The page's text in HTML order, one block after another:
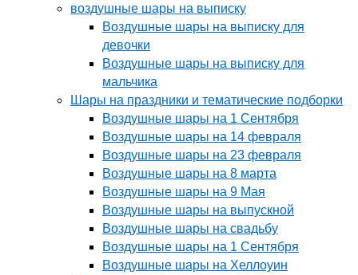
воздушные шары на выписку
Воздушные шары на выписку для
девочки
Воздушные шары на выписку для
мальчика
Шары на праздники и тематические подборки
Воздушные шары на 1 Сентября
Воздушные шары на 14 февраля
Воздушные шары на 23 февраля
Воздушные шары на 8 марта
Воздушные шары на 9 Мая
Воздушные шары на выпускной
Воздушные шары на свадьбу
Воздушные шары на 1 Сентября
Воздушные шары на Хеллоуин